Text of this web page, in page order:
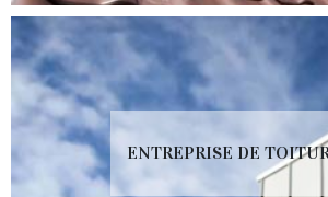
ENTREPRISE DE